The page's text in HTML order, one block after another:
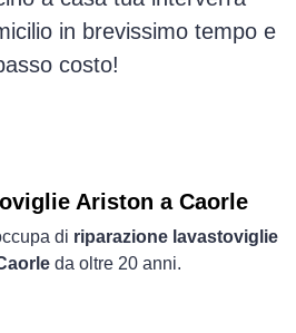
in brevissimo tempo e
costo!
Ariston a Caorle
di riparazione lavastoviglie
da oltre 20 anni.